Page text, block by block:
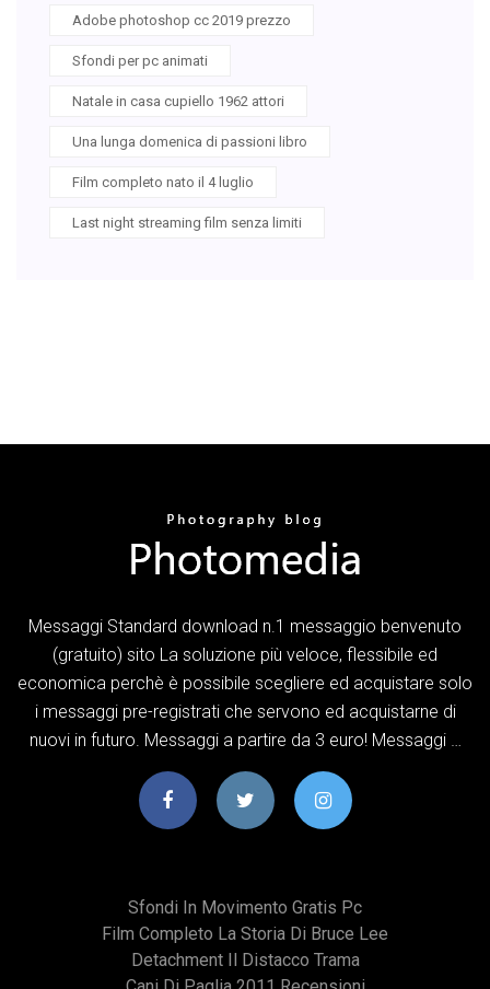
Adobe photoshop cc 2019 prezzo
Sfondi per pc animati
Natale in casa cupiello 1962 attori
Una lunga domenica di passioni libro
Film completo nato il 4 luglio
Last night streaming film senza limiti
Messaggi Standard download n.1 messaggio benvenuto
(gratuito) sito La soluzione più veloce, flessibile ed
economica perchè è possibile scegliere ed acquistare solo
i messaggi pre-registrati che servono ed acquistarne di
nuovi in futuro. Messaggi a partire da 3 euro! Messaggi …
Sfondi In Movimento Gratis Pc
Film Completo La Storia Di Bruce Lee
Detachment Il Distacco Trama